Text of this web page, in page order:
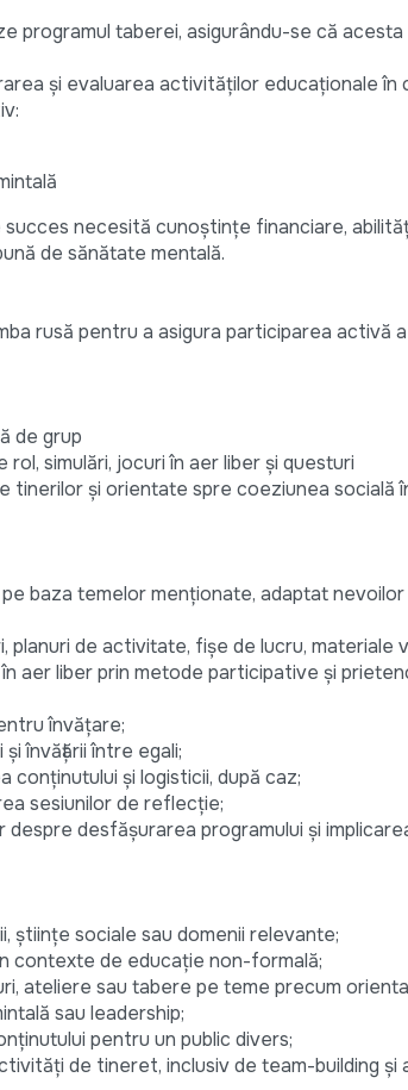
programul taberei, asigurându-se că acesta
și evaluarea activităților educaționale
necesită cunoștințe financiare,
de sănătate mentală.
rusă pentru a asigura participarea activă
de grup
simulări, jocuri în aer liber și questuri
tinerilor și orientate spre coeziunea socială
baza temelor menționate, adaptat nevoilor
de activitate, fișe de lucru, materiale
aer liber prin metode participative și
învățare;
învățării între egali;
și logisticii, după caz;
sesiunilor de reflecție;
desfășurarea programului și
științe sociale sau domenii relevante;
contexte de educație non-formală;
ateliere sau tabere pe teme precum
sau leadership;
pentru un public divers;
de tineret, inclusiv de team-building și